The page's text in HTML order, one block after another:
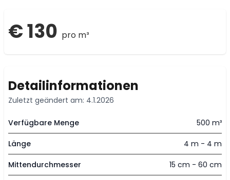
€ 130 pro m³
Detailinformationen
Zuletzt geändert am: 4.1.2026
Verfügbare Menge 500 m³
Länge 4 m - 4 m
Mittendurchmesser 15 cm - 60 cm